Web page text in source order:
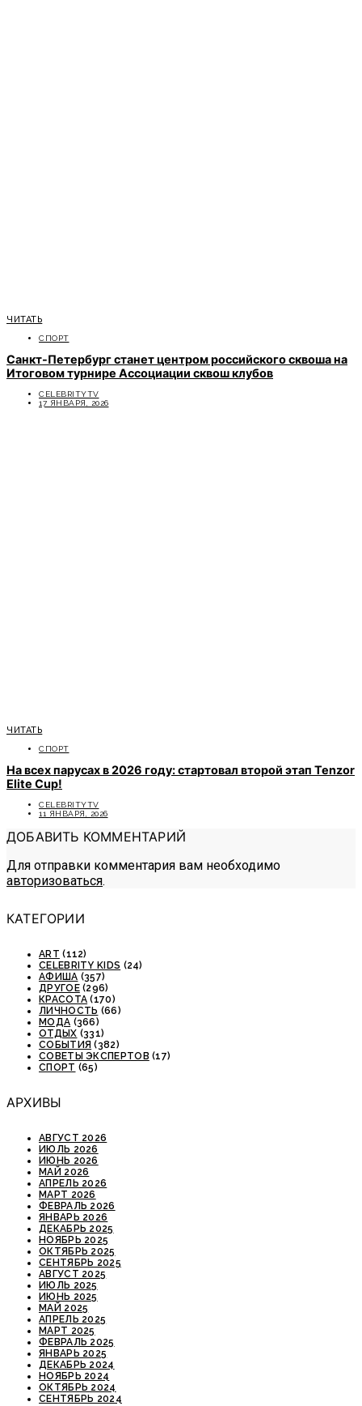
ЧИТАТЬ
СПОРТ
Санкт-Петербург станет центром российского сквоша на
Итоговом турнире Ассоциации сквош клубов
CELEBRITYTV
17 ЯНВАРЯ, 2026
ЧИТАТЬ
СПОРТ
На всех парусах в 2026 году: стартовал второй этап Tenzor
Elite Cup!
CELEBRITYTV
11 ЯНВАРЯ, 2026
ДОБАВИТЬ КОММЕНТАРИЙ
Для отправки комментария вам необходимо
авторизоваться.
КАТЕГОРИИ
ART (112)
CELEBRITY KIDS (24)
АФИША (357)
ДРУГОЕ(296)
КРАСОТА (170)
ЛИЧНОСТЬ (66)
МОДА (366)
ОТДЫХ (331)
СОБЫТИЯ (382)
СОВЕТЫ ЭКСПЕРТОВ (17)
СПОРТ (65)
АРХИВЫ
АВГУСТ 2026
ИЮЛЬ 2026
ИЮНЬ 2026
МАЙ 2026
АПРЕЛЬ 2026
МАРТ 2026
ФЕВРАЛЬ 2026
ЯНВАРЬ 2026
ДЕКАБРЬ 2025
НОЯБРЬ 2025
ОКТЯБРЬ 2025
СЕНТЯБРЬ 2025
АВГУСТ 2025
ИЮЛЬ 2025
ИЮНЬ 2025
МАЙ 2025
АПРЕЛЬ 2025
МАРТ 2025
ФЕВРАЛЬ 2025
ЯНВАРЬ 2025
ДЕКАБРЬ 2024
НОЯБРЬ 2024
ОКТЯБРЬ 2024
СЕНТЯБРЬ 2024